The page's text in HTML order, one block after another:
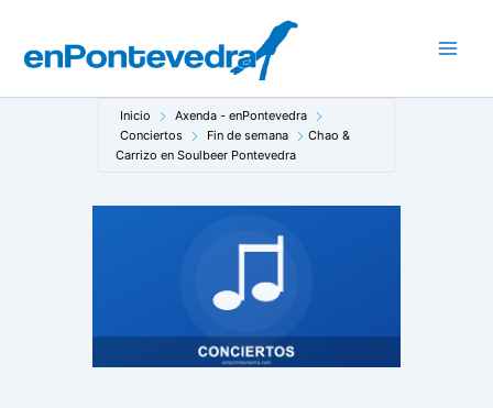
contenido
Inicio
Axenda - enPontevedra
Conciertos
Fin de semana
Chao &
Carrizo en Soulbeer Pontevedra